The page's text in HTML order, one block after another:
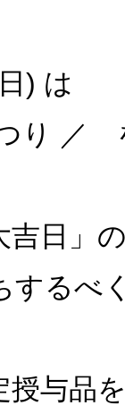
) は
り ／
吉日」
するべ
授与品